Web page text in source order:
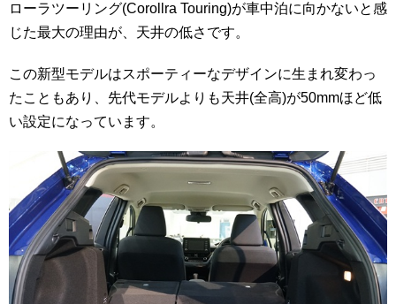
ローラツーリング(Corollra Touring)が車中泊に向かないと感
じた最大の理由が、天井の低さです。
この新型モデルはスポーティーなデザインに生まれ変わっ
たこともあり、先代モデルよりも天井(全高)が50mmほど低
い設定になっています。